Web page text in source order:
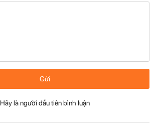
Gửi
Hãy là người đầu tiên bình luận